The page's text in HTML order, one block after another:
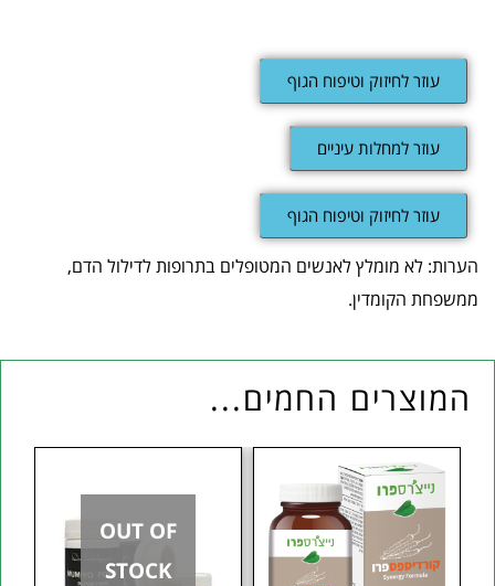
עוזר לחיזוק וטיפוח הגוף
עוזר למחלות עיניים
עוזר לחיזוק וטיפוח הגוף
הערות: לא מומלץ לאנשים המטופלים בתרופות לדילול הדם,
ממשפחת הקומדין.
המוצרים החמים...
OUT OF
STOCK